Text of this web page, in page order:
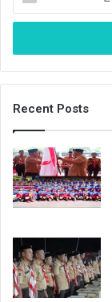
t
r
y
u
m
a
i
l
d
r
e
Recent Posts